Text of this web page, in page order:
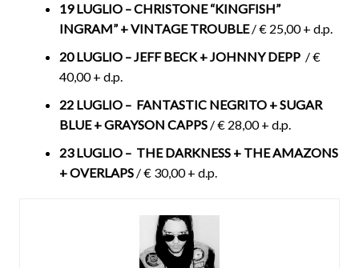
19 LUGLIO – CHRISTONE “KINGFISH”
INGRAM” + VINTAGE TROUBLE/ € 25,00 + d.p.
20 LUGLIO – JEFF BECK + JOHNNY DEPP/ €
40,00 + d.p.
22 LUGLIO – FANTASTIC NEGRITO + SUGAR
BLUE + GRAYSON CAPPS/ € 28,00 + d.p.
23 LUGLIO – THE DARKNESS + THE AMAZONS
+ OVERLAPS/ € 30,00 + d.p.